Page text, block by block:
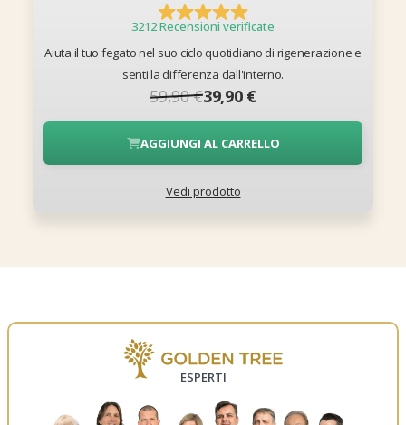
3212 Recensioni verificate
Aiuta il tuo fegato nel suo ciclo quotidiano di rigenerazione e
senti la differenza dall'interno.
59,90 €39,90 €
AGGIUNGI AL CARRELLO
Vedi prodotto
ESPERTI